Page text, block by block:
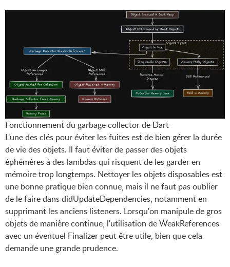
Fonctionnement du garbage collector de Dart
L'une des clés pour éviter les fuites est de bien gérer la durée
de vie des objets. Il faut éviter de passer des objets
éphémères à des lambdas qui risquent de les garder en
mémoire trop longtemps. Nettoyer les objets disposables est
une bonne pratique bien connue, mais il ne faut pas oublier
de le faire dans didUpdateDependencies, notamment en
supprimant les anciens listeners. Lorsqu'on manipule de gros
objets de manière continue, l'utilisation de WeakReferences
avec un éventuel Finalizer peut être utile, bien que cela
demande une grande prudence.